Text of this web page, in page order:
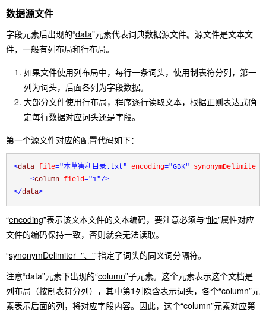
数据源文件
字段元素后出现的“data”元素代表词典数据源文件。源文件是文本文
件，一般有列布局和行布局。
如果文件使用列布局中，每行一条词头，使用制表符分列，第一
列为词头，后面各列为字段数据。
大部分文件使用行布局，程序逐行读取文本，根据正则表达式确
定每行数据对应词头还是字段。
第一个源文件对应的配置代码如下：
<data file="本草害利目录.txt" encoding="GBK" synonymDelimiter
<column field="1"/>
</data>
“encoding”表示该文本文件的文本编码，要注意必须与“file”属性对应
文件的编码保持一致，否则就会无法读取。
“synonymDelimiter="、"”指定了词头的同义词分隔符。
注意“data”元素下出现的“column”子元素。这个元素表示这个文档是
列布局（按制表符分列），其中第1列隐含表示词头，各个“column”元
素表示后面的列，将对应字段内容。因此，这个“column”元素对应第